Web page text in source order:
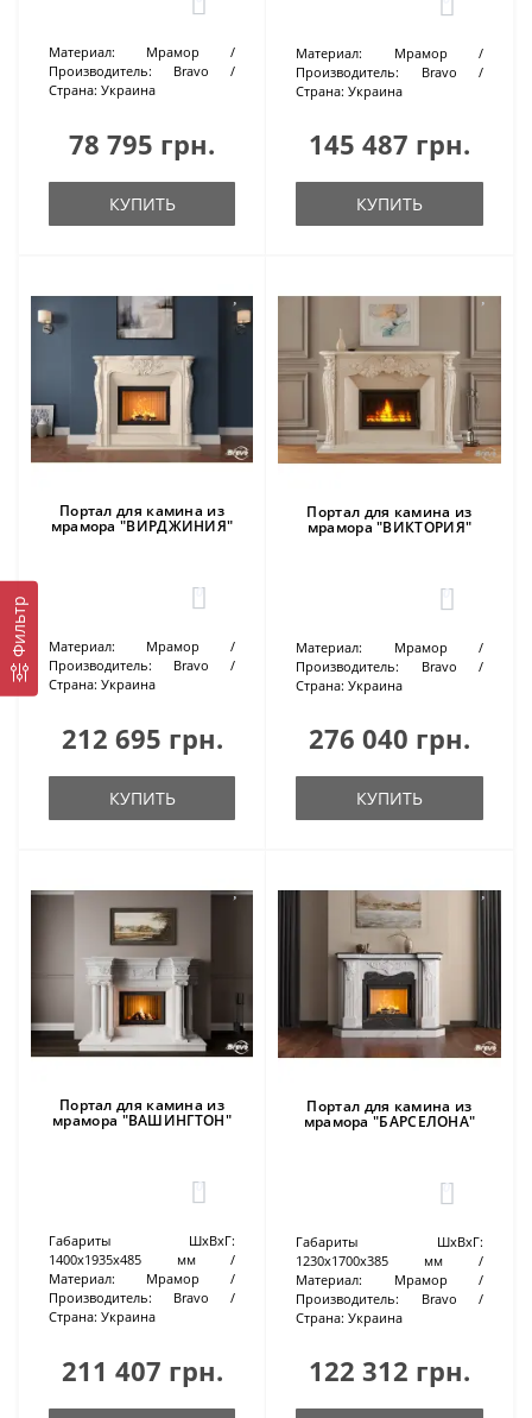
Фильтр
Материал:
Мрамор
Производитель:
Bravo
Страна: Украина
78 795 грн.
КУПИТЬ
Материал:
Мрамор
Производитель:
Bravo
Страна: Украина
145 487 грн.
КУПИТЬ
Портал для камина из
мрамора "ВИРДЖИНИЯ"
0
Материал:
Мрамор
Производитель:
Bravo
Страна: Украина
212 695 грн.
КУПИТЬ
Портал для камина из
мрамора "ВИКТОРИЯ"
0
Материал:
Мрамор
Производитель:
Bravo
Страна: Украина
276 040 грн.
КУПИТЬ
Портал для камина из
мрамора "ВАШИНГТОН"
0
Габариты ШхВхГ:
1400х1935х485 мм
Материал:
Мрамор
Производитель:
Bravo
Страна: Украина
211 407 грн.
Портал для камина из
мрамора "БАРСЕЛОНА"
0
Габариты ШхВхГ:
1230х1700х385 мм
Материал:
Мрамор
Производитель:
Bravo
Страна: Украина
122 312 грн.